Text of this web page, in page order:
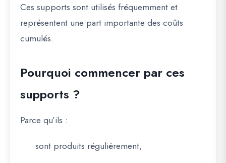
Ces supports sont utilisés fréquemment et
représentent une part importante des coûts
cumulés.
Pourquoi commencer par ces
supports ?
Parce qu’ils :
sont produits régulièrement,